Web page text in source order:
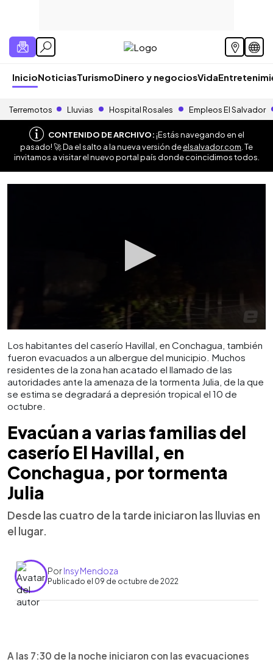
InicioNoticiasTurismoDinero y negociosVida
Terremotos Lluvias Hospital Rosales Empleos El Salvador
CONTENIDO DE ARCHIVO:¡Estás navegando en el
pasado! 🚀 Da el salto a la nueva versión deelsalvador.com . Te
invitamos a visitar el nuevo portal país donde coincidimos todos.
Los habitantes del caserío Havillal, en Conchagua, también
fueron evacuados a un albergue del municipio. Muchos
residentes de la zona han acatado el llamado de las
autoridades ante la amenaza de la tormenta Julia, de la que
se estima se degradará a depresión tropical el 10 de
octubre.
Evacúan a varias familias del
caserío El Havillal, en
Conchagua, por tormenta
Julia
Desde las cuatro de la tarde iniciaron las lluvias en
el lugar.
PorInsy Mendoza
Publicado el 09 de octubre de 2022
► Escuchar artículo
A las 7:30 de la noche iniciaron con las evacuaciones